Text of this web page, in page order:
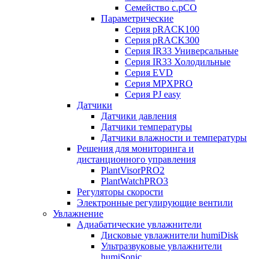
Семейство c.pCO
Параметрические
Серия pRACK100
Серия pRACK300
Серия IR33 Универсальные
Серия IR33 Холодильные
Серия EVD
Серия MPXPRO
Серия PJ easy
Датчики
Датчики давления
Датчики температуры
Датчики влажности и температуры
Решения для мониторинга и
дистанционного управления
PlantVisorPRO2
PlantWatchPRO3
Регуляторы скорости
Электронные регулирующие вентили
Увлажнение
Адиабатические увлажнители
Дисковые увлажнители humiDisk
Ультразвуковые увлажнители
humiSonic